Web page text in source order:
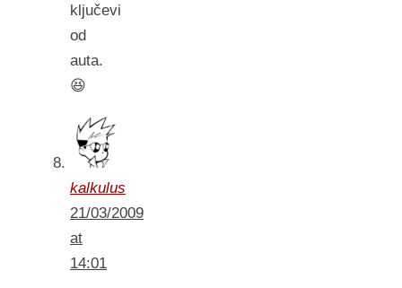
ključevi
od
auta.
😆
kalkulus
21/03/2009
at
14:01